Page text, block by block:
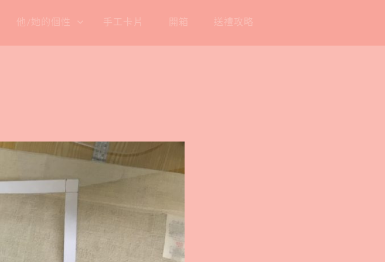
他/她的個性 手工卡片 開箱 送禮攻略